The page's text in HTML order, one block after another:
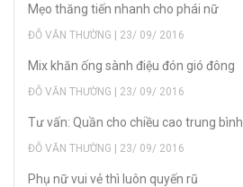
Mẹo thăng tiến nhanh cho phái nữ
ĐỖ VĂN THƯỜNG | 23/ 09/ 2016
Mix khăn ống sành điệu đón gió đông
ĐỖ VĂN THƯỜNG | 23/ 09/ 2016
Tư vấn: Quần cho chiều cao trung bình
ĐỖ VĂN THƯỜNG | 23/ 09/ 2016
Phụ nữ vui vẻ thì luôn quyến rũ